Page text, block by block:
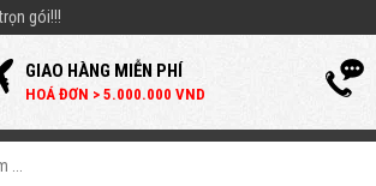
gói!!!
GIAO HÀNG MIỄN PHÍ
HOÁ ĐƠN > 5.000.000 VND